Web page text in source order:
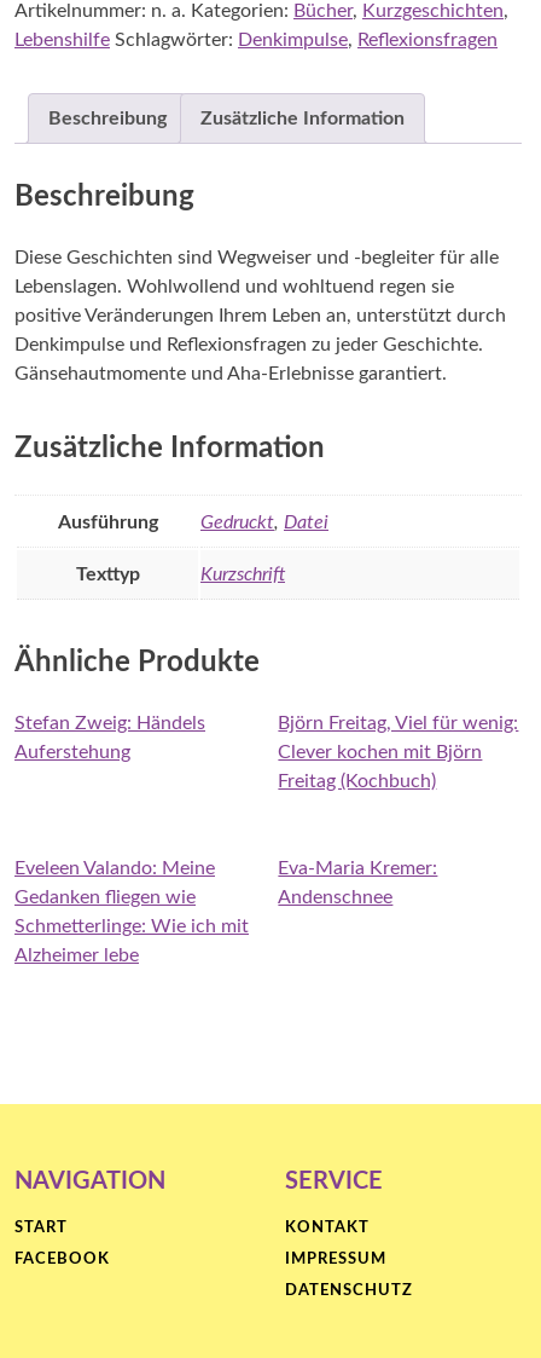
Kurzgeschichten
für
Menge
Artikelnummer: n. a. Kategorien: Bücher, Kurzgeschichten,
Lebenshilfe Schlagwörter: Denkimpulse, Reflexionsfragen
Beschreibung Zusätzliche Information
Beschreibung
Diese Geschichten sind Wegweiser und -begleiter für alle
Lebenslagen. Wohlwollend und wohltuend regen sie
positive Veränderungen Ihrem Leben an, unterstützt durch
Denkimpulse und Reflexionsfragen zu jeder Geschichte.
Gänsehautmomente und Aha-Erlebnisse garantiert.
Zusätzliche Information
Ausführung Gedruckt, Datei
Texttyp Kurzschrift
Ähnliche Produkte
Stefan Zweig: Händels
Auferstehung
Björn Freitag, Viel für wenig:
Clever kochen mit Björn
Freitag (Kochbuch)
Eveleen Valando: Meine
Gedanken fliegen wie
Schmetterlinge: Wie ich mit
Alzheimer lebe
Eva-Maria Kremer:
Andenschnee
NAVIGATION
START
FACEBOOK
SERVICE
KONTAKT
IMPRESSUM
DATENSCHUTZ